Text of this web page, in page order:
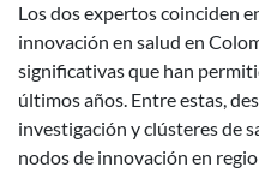
Los dos expertos coinciden
innovación en salud en
significativas que han
últimos años. Entre estas,
investigación y clústeres de
nodos de innovación en